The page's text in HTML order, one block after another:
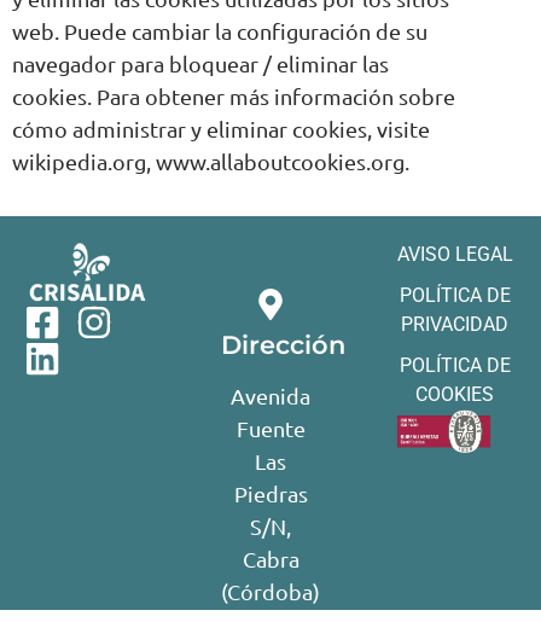
web. Puede cambiar la configuración de su
navegador para bloquear / eliminar las
cookies. Para obtener más información sobre
cómo administrar y eliminar cookies, visite
wikipedia.org, www.allaboutcookies.org.
Dirección
Avenida
Fuente
Las
Piedras
S/N,
Cabra
(Córdoba)
AVISO LEGAL
POLÍTICA DE
PRIVACIDAD
POLÍTICA DE
COOKIES